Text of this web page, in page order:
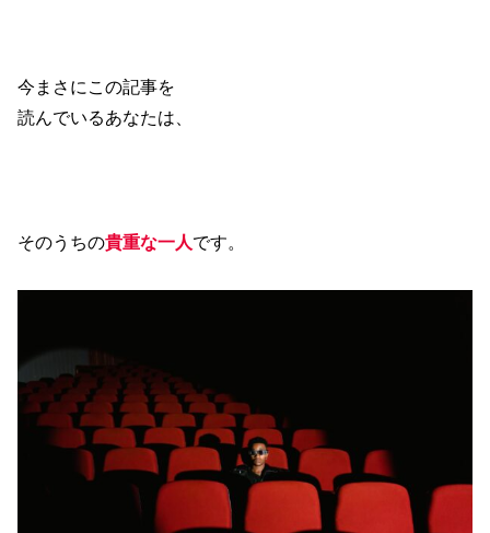
今まさにこの記事を
読んでいるあなたは、
そのうちの貴重な一人です。